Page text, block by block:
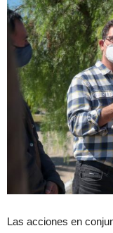
Las acciones en